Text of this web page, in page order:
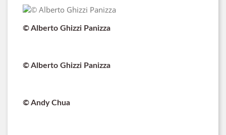
© Alberto Ghizzi Panizza
© Alberto Ghizzi Panizza
© Andy Chua